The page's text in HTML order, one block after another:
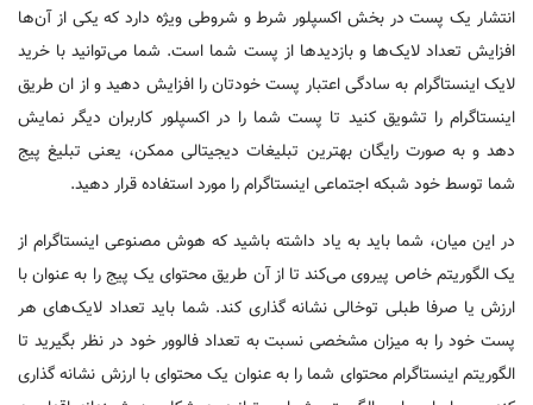
انتشار یک پست در بخش اکسپلور شرط و شروطی ویژه دارد که یکی از آن‌ها
افزایش تعداد لایک‌ها و بازدید‌ها از پست شما است. شما می‌توانید با خرید
لایک اینستاگرام به سادگی اعتبار پست خودتان را افزایش دهید و از ان طریق
اینستاگرام را تشویق کنید تا پست شما را در اکسپلور کاربران دیگر نمایش
دهد و به صورت رایگان بهترین تبلیغات دیجیتالی ممکن، یعنی تبلیغ پیج
شما توسط خود شبکه اجتماعی اینستاگرام را مورد استفاده قرار دهید.
در این میان، شما باید به یاد داشته باشید که هوش مصنوعی اینستاگرام از
یک الگوریتم خاص پیروی می‌کند تا از آن طریق محتوای یک پیج را به عنوان با
ارزش یا صرفا طبلی توخالی نشانه گذاری کند. شما باید تعداد لایک‌های هر
پست خود را به میزان مشخصی نسبت به تعداد فالوور خود در نظر بگیرید تا
الگوریتم اینستاگرام محتوای شما را به عنوان یک محتوای با ارزش نشانه گذاری